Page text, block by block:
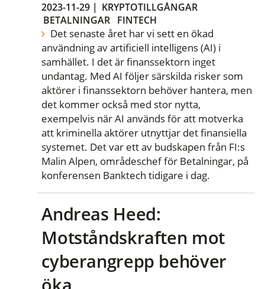
2023-11-29 | KRYPTOTILLGÅNGAR
BETALNINGAR FINTECH
Det senaste året har vi sett en ökad
användning av artificiell intelligens (AI) i
samhället. I det är finanssektorn inget
undantag. Med AI följer särskilda risker som
aktörer i finanssektorn behöver hantera, men
det kommer också med stor nytta,
exempelvis när AI används för att motverka
att kriminella aktörer utnyttjar det finansiella
systemet. Det var ett av budskapen från FI:s
Malin Alpen, områdeschef för Betalningar, på
konferensen Banktech tidigare i dag.
Andreas Heed:
Motståndskraften mot
cyberangrepp behöver
öka